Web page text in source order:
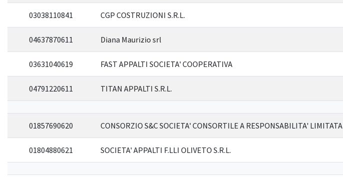
03038110841 CGP COSTRUZIONI S.R.L.
04637870611 Diana Maurizio srl
03631040619 FAST APPALTI SOCIETA' COOPERATIVA
04791220611 TITAN APPALTI S.R.L.
01857690620 CONSORZIO S&C SOCIETA' CONSORTILE A RESPONSABILITA' LIMITATA
01804880621 SOCIETA' APPALTI F.LLI OLIVETO S.R.L.